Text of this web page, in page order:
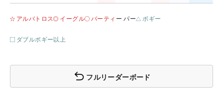
アルバトロス イーグル バーティ ー パー ボギー
ダブルボギー以上
フルリーダーボード